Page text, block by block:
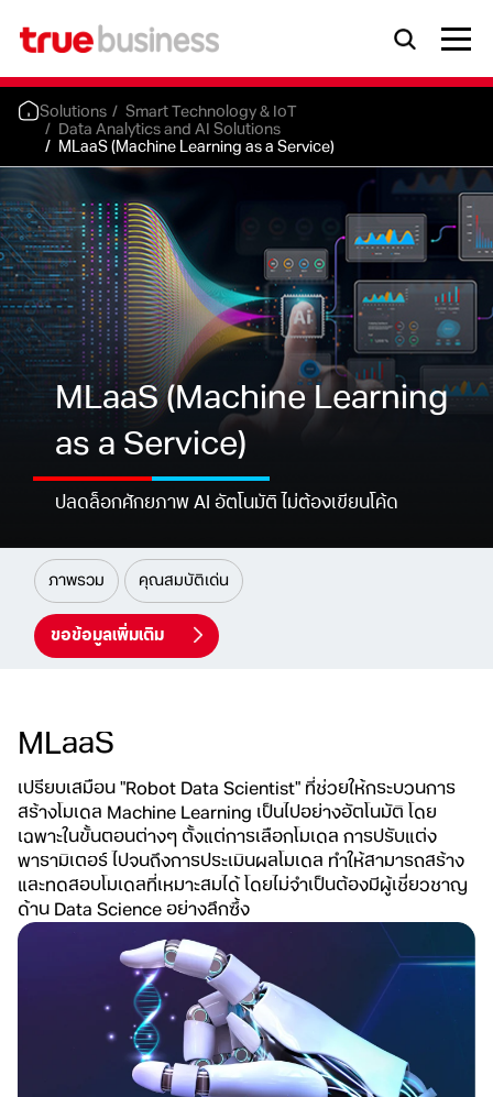
Solutions Smart Technology & IoT
Data Analytics and AI Solutions
MLaaS (Machine Learning as a Service)
MLaaS (Machine Learning
as a Service)
ปลดล็อกศักยภาพ AI อัตโนมัติ ไม่ต้องเขียนโค้ด
ภาพรวม คุณสมบัติเด่น
ขอข้อมูลเพิ่มเติม
MLaaS
เปรียบเสมือน "Robot Data Scientist" ที่ช่วยให้กระบวนการ
สร้างโมเดล Machine Learning เป็นไปอย่างอัตโนมัติโดย
เฉพาะในขั้นตอนต่างๆ ตั้งแต่การเลือกโมเดล การปรับแต่ง
พารามิเตอร์ ไปจนถึงการประเมินผลโมเดล ทำให้สามารถสร้าง
และทดสอบโมเดลที่เหมาะสมได้ โดยไม่จำเป็นต้องมีผู้เชี่ยวชาญ
ด้าน Data Science อย่างลึกซึ้ง